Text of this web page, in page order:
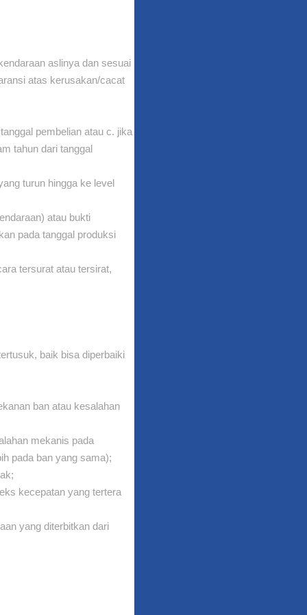
aslinya dan sesuai
atas kerusakan/cacat
pembelian atau c. jika
tahun dari tanggal
turun hingga ke level
atau bukti
pada tanggal produksi
tersurat atau tersirat,
baik bisa diperbaiki
ban atau kesalahan
mekanis pada
pada ban yang sama);
kecepatan yang tertera
yang diterbitkan dari